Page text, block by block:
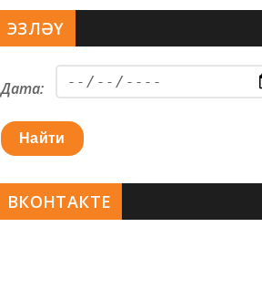
ЭЗЛӘҮ
Дата:
Найти
ВКОНТАКТЕ